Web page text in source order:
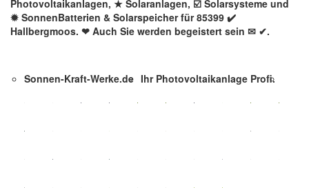
Photovoltaikanlagen, ★ Solaranlagen, ☑️ Solarsysteme und
✹ SonnenBatterien & Solarspeicher für 85399 ✔️
Hallbergmoos. ❤ Auch Sie werden begeistert sein ✉ ✔.
Sonnen-Kraft-Werke.de Ihr Photovoltaikanlage Profi.